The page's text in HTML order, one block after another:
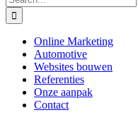
for:
Online Marketing
Automotive
Websites bouwen
Referenties
Onze aanpak
Contact